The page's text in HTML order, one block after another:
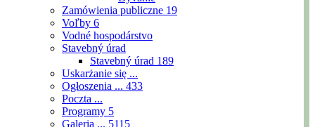
Zamówienia publiczne 19
Voľby 6
Vodné hospodárstvo
Stavebný úrad
Stavebný úrad 189
Uskarżanie się ...
Ogłoszenia ... 433
Poczta ...
Programy 5
Galeria ... 5115